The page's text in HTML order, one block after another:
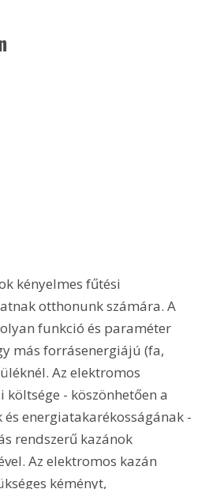
kényelmes fűtési
otthonunk számára. A
funkció és paraméter
más forrásenergiájú (fa,
Az elektromos
költsége - köszönhetően a
energiatakarékosságának -
rendszerű kazánok
Az elektromos kazán
kéményt,